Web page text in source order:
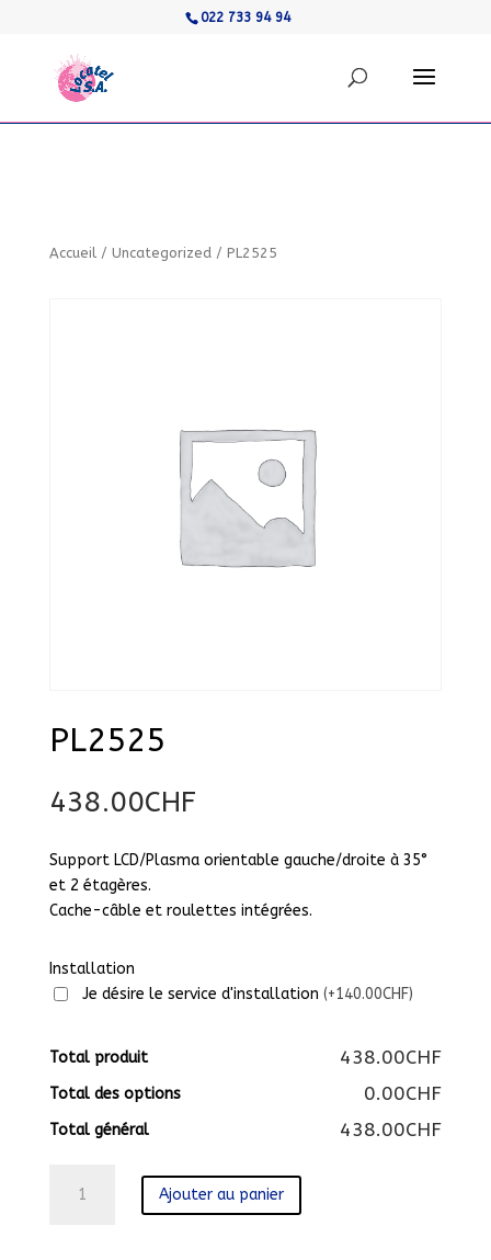
022 733 94 94
Accueil/ Uncategorized/ PL2525
PL2525
438.00CHF
Support LCD/Plasma orientable gauche/droite à 35°
et 2 étagères.
Cache-câble et roulettes intégrées.
Installation
Je désire le service d'installation (+140.00CHF)
Total produit 438.00CHF
Total des options 0.00CHF
Total général 438.00CHF
Ajouter au panier